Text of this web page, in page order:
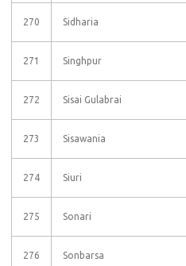
270 Sidharia
271 Singhpur
272 Sisai Gulabrai
273 Sisawania
274 Siuri
275 Sonari
276 Sonbarsa